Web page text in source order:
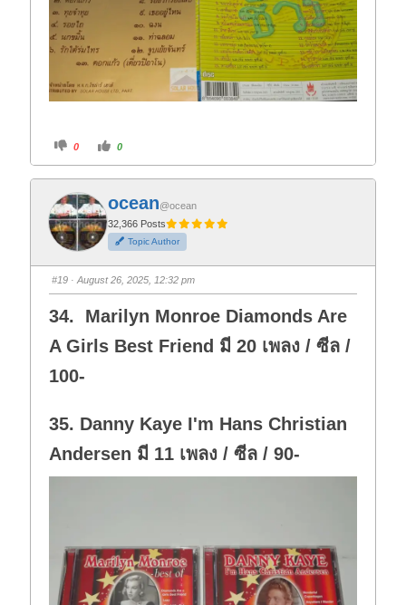
C
i
k
f
o
r
t
h
u
m
d
o
n
.
0
C
i
k
o
r
t
h
u
m
u
p
0
ocean@ocean
32,366 Posts
Topic Author
#19 · August 26, 2025, 12:32 pm
34. Marilyn Monroe Diamonds Are
A Girls Best Friend มี 20 เพลง / ซีล /
100-
35. Danny Kaye I'm Hans Christian
Andersen มี 11 เพลง / ซีล / 90-